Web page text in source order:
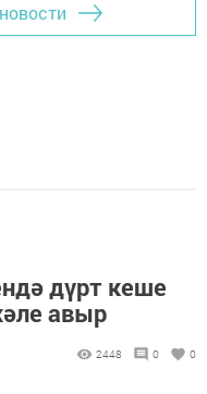
дүрт кеше
авыр
2448 0 0